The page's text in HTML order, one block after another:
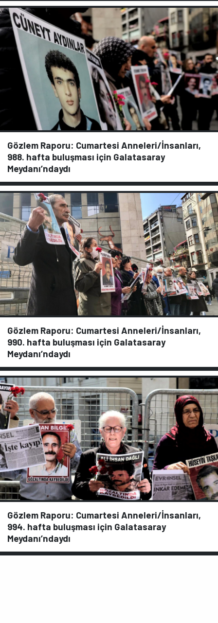
Gözlem Raporu: Cumartesi Anneleri/İnsanları,
988. hafta buluşması için Galatasaray
Meydanı’ndaydı
Gözlem Raporu: Cumartesi Anneleri/İnsanları,
990. hafta buluşması için Galatasaray
Meydanı’ndaydı
Gözlem Raporu: Cumartesi Anneleri/İnsanları,
994. hafta buluşması için Galatasaray
Meydanı’ndaydı